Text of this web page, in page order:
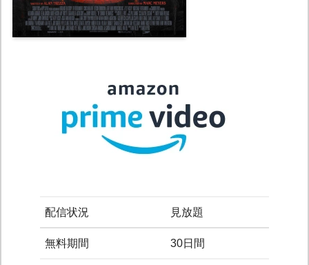
配信状況 見放題
無料期間 30日間